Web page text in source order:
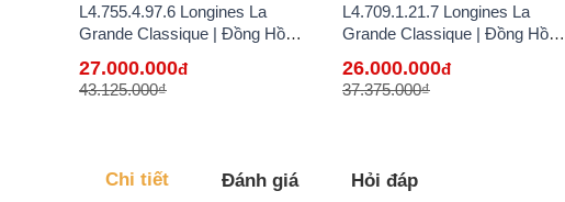
L4.755.4.97.6 Longines La
Grande Classique | Đồng Hồ
VN
27.000.000đ
43.125.000₫
L4.709.1.21.7 Longines La
Grande Classique | Đồng Hồ
VN
26.000.000đ
37.375.000₫
Chi tiết Đánh giá Hỏi đáp